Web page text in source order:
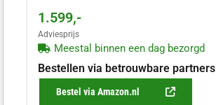
1.599,-
Adviesprijs
Meestal binnen een dag bezorgd
Bestellen via betrouwbare partners
Bestel via Amazon.nl